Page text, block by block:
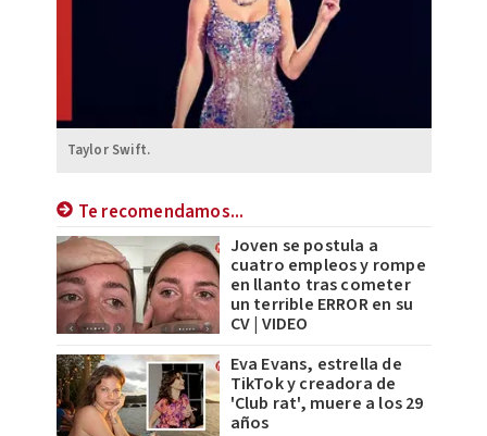
Taylor Swift.
Te recomendamos...
Joven se postula a
cuatro empleos y rompe
en llanto tras cometer
un terrible ERROR en su
CV | VIDEO
Eva Evans, estrella de
TikTok y creadora de
'Club rat', muere a los 29
años